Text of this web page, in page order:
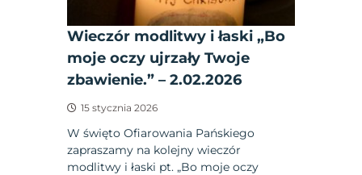
Wieczór modlitwy i łaski „Bo
moje oczy ujrzały Twoje
zbawienie.” – 2.02.2026
15 stycznia 2026
W święto Ofiarowania Pańskiego
zapraszamy na kolejny wieczór
modlitwy i łaski pt. „Bo moje oczy